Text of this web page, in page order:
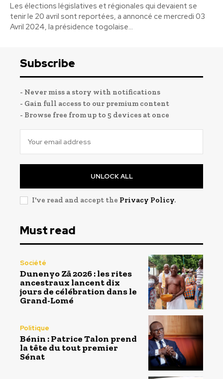
Les élections législatives et régionales qui devaient se
tenir le 20 avril sont reportées, a annoncé ce mercredi 03
Avril 2024, la présidence togolaise...
Subscribe
- Never miss a story with notifications
- Gain full access to our premium content
- Browse free from up to 5 devices at once
UNLOCK ALL
I've read and accept the Privacy Policy.
Must read
Société
Dunenyo Zā 2026 : les rites
ancestraux lancent dix
jours de célébration dans le
Grand-Lomé
Politique
Bénin : Patrice Talon prend
la tête du tout premier
Sénat